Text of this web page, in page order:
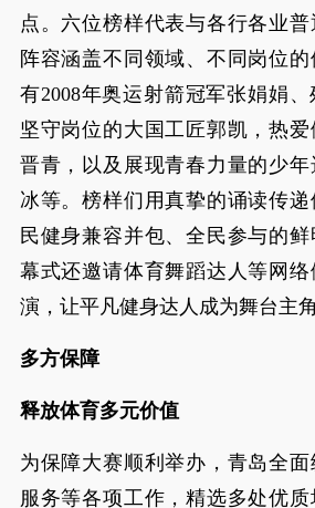
点。六位榜样代表与各行各业普
阵容涵盖不同领域、不同岗位
有2008年奥运射箭冠军张娟娟、
坚守岗位的大国工匠郭凯，热
晋青，以及展现青春力量的少
冰等。榜样们用真挚的诵读传
民健身兼容并包、全民参与的
幕式还邀请体育舞蹈达人等网
演，让平凡健身达人成为舞台主角
多方保障
释放体育多元价值
为保障大赛顺利举办，青岛全面
服务等各项工作，精选多处优